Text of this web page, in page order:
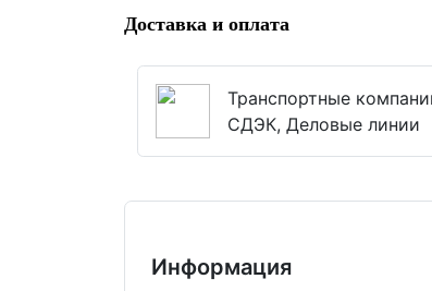
Доставка и оплата
Транспортные
СДЭК, Деловые линии
Информация